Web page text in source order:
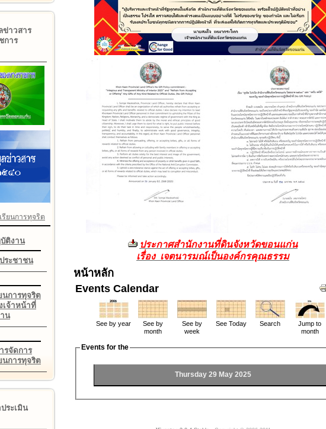
ข่าวสาร
การ
รียนการทุจริต
ติงาน
ระชาชน
นการทุจริต
เจ้าหน้าที่
น
รจัดการ
นการทุจริต
ระเมิน
ประกาศสำนักงานที่ดินจังหวัดขอนแก่น
เรื่อง เจตนารมณ์เป็นองค์กรคุณธรรม
หน้าหลัก
Events Calendar
See by year
See by
month
See by
week
See Today Search
Jump to
month
Events for the
Thursday 29 May 2025